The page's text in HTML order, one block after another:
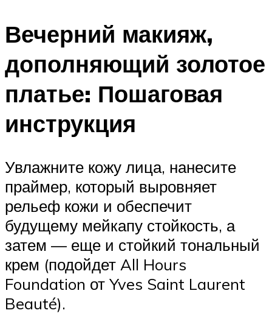
Вечерний макияж,
дополняющий золотое
платье: Пошаговая
инструкция
Увлажните кожу лица, нанесите
праймер, который выровняет
рельеф кожи и обеспечит
будущему мейкапу стойкость, а
затем — еще и стойкий тональный
крем (подойдет All Hours
Foundation от Yves Saint Laurent
Beauté).